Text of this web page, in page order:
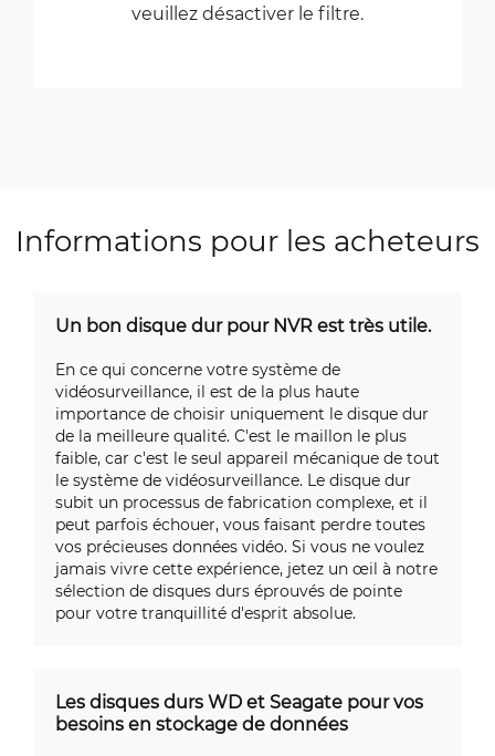
veuillez désactiver le filtre.
Informations pour les acheteurs
Un bon disque dur pour NVR est très utile.
En ce qui concerne votre système de
vidéosurveillance, il est de la plus haute
importance de choisir uniquement le disque dur
de la meilleure qualité. C'est le maillon le plus
faible, car c'est le seul appareil mécanique de tout
le système de vidéosurveillance. Le disque dur
subit un processus de fabrication complexe, et il
peut parfois échouer, vous faisant perdre toutes
vos précieuses données vidéo. Si vous ne voulez
jamais vivre cette expérience, jetez un œil à notre
sélection de disques durs éprouvés de pointe
pour votre tranquillité d'esprit absolue.
Les disques durs WD et Seagate pour vos
besoins en stockage de données